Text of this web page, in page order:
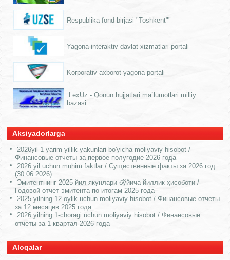
Respublika fond birjasi "Toshkent""
Yagona interaktiv davlat xizmatlari portali
Korporativ axborot yagona portali
LexUz - Qonun hujjatlari ma`lumotlari milliy
bazasi
Aksiyadorlarga
2026yil 1-yarim yillik yakunlari bo'yicha moliyaviy hisobot /
Финансовые отчеты за первое полугодие 2026 года
2026 yil uchun muhim faktlar / Существенные факты за 2026 год
(30.06.2026)
Эмитентнинг 2025 йил якунлари бўйича йиллик ҳисоботи /
Годовой отчет эмитента по итогам 2025 года
2025 yilning 12-oylik uchun moliyaviy hisobot / Финансовые отчеты
за 12 месяцев 2025 года
2026 yilning 1-choragi uchun moliyaviy hisobot / Финансовые
отчеты за 1 квартал 2026 года
Aloqalar